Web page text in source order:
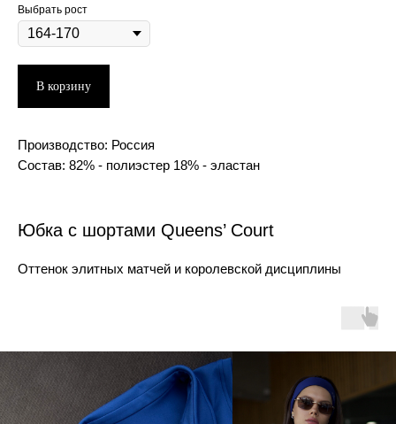
Выбрать рост
В корзину
Производство: Россия
Состав: 82% - полиэстер 18% - эластан
Юбка с шортами Queens’ Court
Оттенок элитных матчей и королевской дисциплины